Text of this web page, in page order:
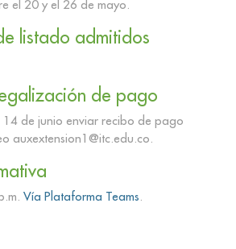
el 20 y el 26 de mayo.
listado admitidos
de pago
de junio enviar recibo de pago
auxextension1@itc.edu.co.
Vía Plataforma Teams.